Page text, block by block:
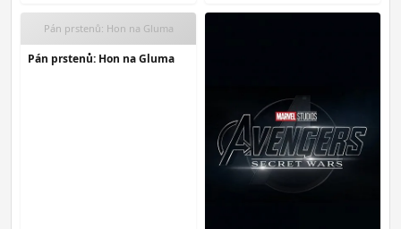
Pán prstenů: Hon na Gluma
Pán prstenů: Hon na Gluma